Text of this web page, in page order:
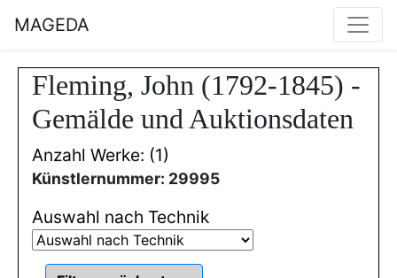
MAGEDA
Fleming, John (1792-1845) -
Gemälde und Auktionsdaten
Anzahl Werke: (1)
Künstlernummer: 29995
Auswahl nach Technik